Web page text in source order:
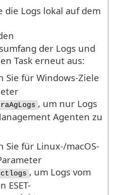
die Logs lokal auf dem
der Logs und
Task erneut aus:
Sie für Windows-Ziele
, um nur Logs
Agenten zu
Sie für Linux-/macOS-
, um Logs vom
ESET-